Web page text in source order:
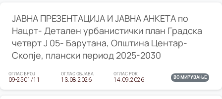
ЈАВНА ПРЕЗЕНТАЦИЈА И ЈАВНА АНКЕТА по
Нацрт- Детален урбанистички план Градска
четврт Ј 05- Барутана, Општина Центар-
Скопје, плански период 2025-2030
ОГЛАС БРОЈ
09-2501/11
ОГЛАС ОБЈАВА
13.08.2026
ОГЛАС РОК
14.09.2026 ВО МИРУВАЊЕ